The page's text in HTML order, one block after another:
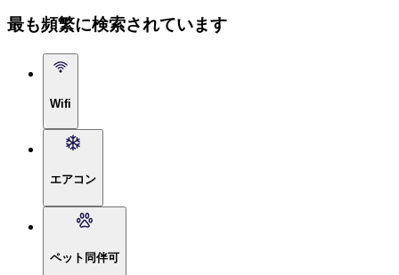
最も頻繁に検索されています
Wifi
エアコン
ペット同伴可